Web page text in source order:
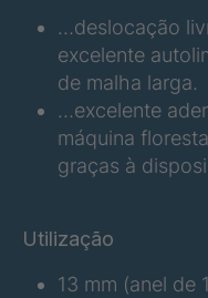
…deslocação
excelente
de malha larga.
…excelente
máquina
graças à
Utilização
13 mm (anel de